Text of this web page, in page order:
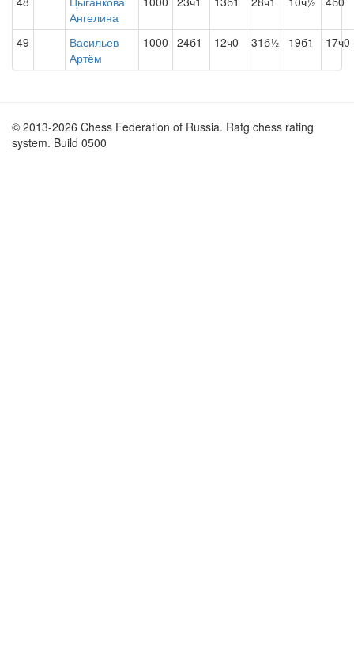
Ангелина
49
Васильев
Артём
1000 24б1 12ч0 31б½ 19б1 17ч0
© 2013-2026 Chess Federation of Russia. Ratg chess rating
system. Build 0500